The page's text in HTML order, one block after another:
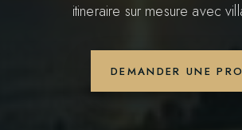
itineraire sur mesure avec
DEMANDER UNE